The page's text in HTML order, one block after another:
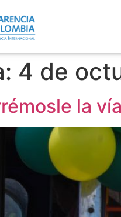
de
4 de
la